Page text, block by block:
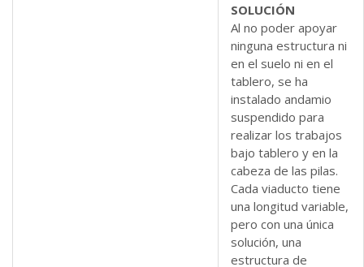
SOLUCIÓN
Al no poder apoyar
ninguna estructura ni
en el suelo ni en el
tablero, se ha
instalado andamio
suspendido para
realizar los trabajos
bajo tablero y en la
cabeza de las pilas.
Cada viaducto tiene
una longitud variable,
pero con una única
solución, una
estructura de